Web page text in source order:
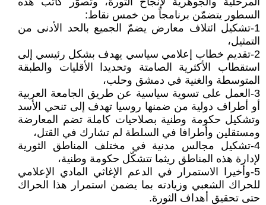
السطور يتضمّن برنامجاً من خمس نقاط:
1-تشكيل ائتلاف معارض يضمّ الجميع بالحد الأدنى من
التمثيل،
2-تقديم خطاب إعلامي سياسي يهدف بشكل رئيسي إلى
استقطاب الأكثرية الصامتة وتحديدا الأقليات والطبقة
المتوسطة والغنية في دمشق وحلب،
3-العمل على تسوية سياسية عن طريق الجامعة العربية
أو أطراف دولية من ضمنها روسيا تهدف إلى تنحي الأسد
وتشكيل حكومة وطنية بصلاحيات كاملة تضم المعارضة
ومستقلين وأطرافا في السلطة لم تشارك في القتل،
4-تشكيل مجالس مدنية في مختلف المناطق الثورية
لإدارة هذه المناطق ريثما تتشكّل حكومة وطنية،
5-وأخيرا الاستمرار في الدعم الإغاثي المادي الإعلامي
للحراك الشعبي وزيادته بما يضمن استمرار هذا الحراك
حتى تحقيق أهداف الثورة.